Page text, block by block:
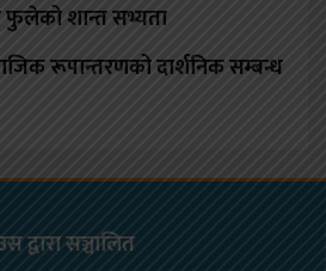
फुलेको शान्त सभ्यता
रूपान्तरणको दार्शनिक सम्बन्ध
द्वारा सञ्चालित